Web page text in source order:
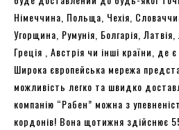
Німеччина, Польща, Чехія,
Угорщина, Румунія, Болгарія,
Греція , Австрія чи інші країни, де
Широка європейська мережа
можливість легко та швидко
компанію “Рабен” можна з
кордонів! Вона щотижня здійснює